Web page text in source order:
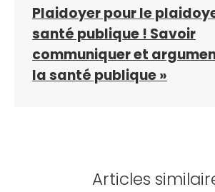
Plaidoyer pour le
santé publique ! Savoir
communiquer et
la santé publique »
Articles